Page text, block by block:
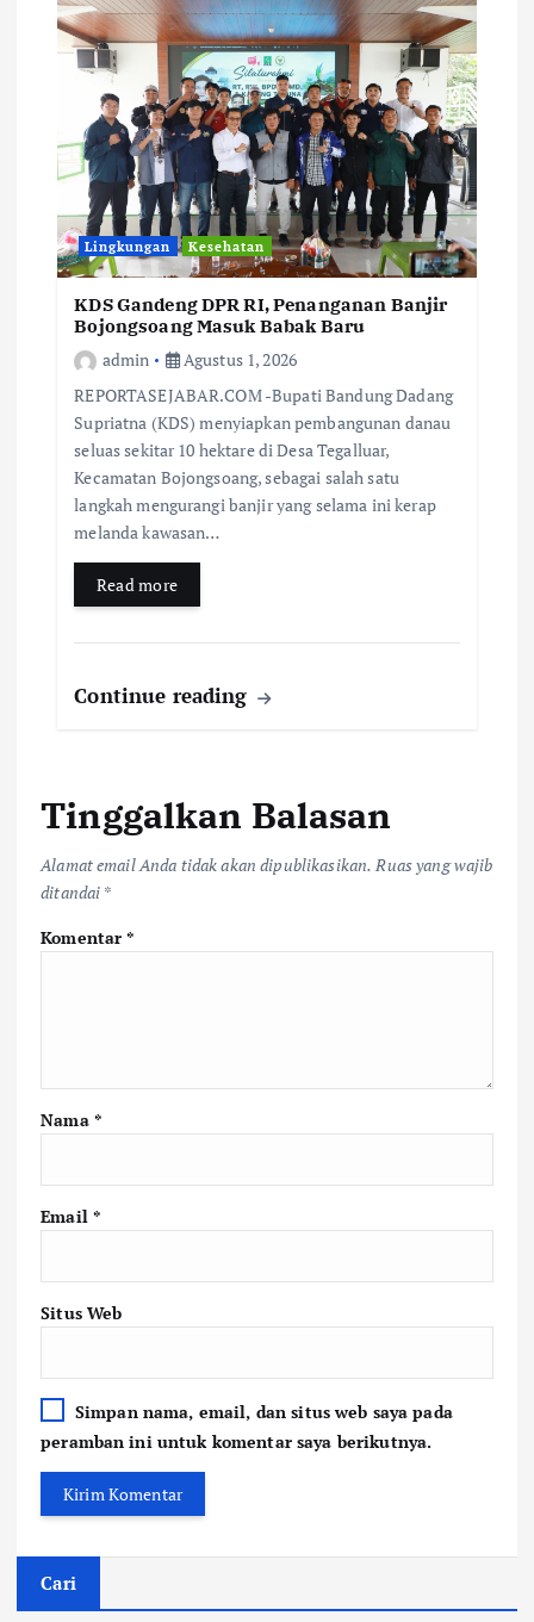
Lingkungan Kesehatan
KDS Gandeng DPR RI, Penanganan Banjir
Bojongsoang Masuk Babak Baru
admin
Agustus 1, 2026
REPORTASEJABAR.COM -Bupati Bandung Dadang
Supriatna (KDS) menyiapkan pembangunan danau
seluas sekitar 10 hektare di Desa Tegalluar,
Kecamatan Bojongsoang, sebagai salah satu
langkah mengurangi banjir yang selama ini kerap
melanda kawasan…
Read more
Continue reading
Tinggalkan Balasan
Alamat email Anda tidak akan dipublikasikan. Ruas yang wajib
ditandai *
Komentar*
Nama *
Email *
Situs Web
Simpan nama, email, dan situs web saya pada
peramban ini untuk komentar saya berikutnya.
Cari